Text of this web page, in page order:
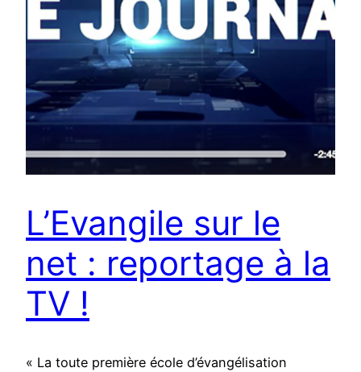
L’Evangile sur le
net : reportage à la
TV !
« La toute première école d’évangélisation